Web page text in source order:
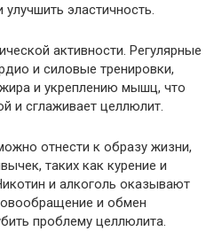
эластичность.
активности. Регулярные
и силовые тренировки,
и укреплению мышц, что
и сглаживает целлюлит.
отнести к образу жизни,
таких как курение и
и алкоголь оказывают
и обмен
проблему целлюлита.